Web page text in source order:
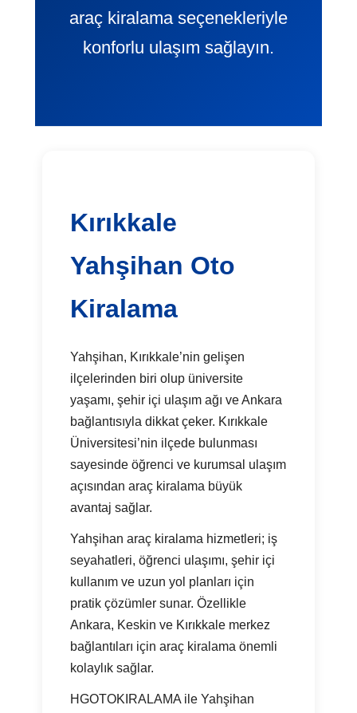
araç kiralama seçenekleriyle
konforlu ulaşım sağlayın.
Kırıkkale
Yahşihan Oto
Kiralama
Yahşihan, Kırıkkale’nin gelişen
ilçelerinden biri olup üniversite
yaşamı, şehir içi ulaşım ağı ve Ankara
bağlantısıyla dikkat çeker. Kırıkkale
Üniversitesi’nin ilçede bulunması
sayesinde öğrenci ve kurumsal ulaşım
açısından araç kiralama büyük
avantaj sağlar.
Yahşihan araç kiralama hizmetleri; iş
seyahatleri, öğrenci ulaşımı, şehir içi
kullanım ve uzun yol planları için
pratik çözümler sunar. Özellikle
Ankara, Keskin ve Kırıkkale merkez
bağlantıları için araç kiralama önemli
kolaylık sağlar.
HGOTOKIRALAMA ile Yahşihan